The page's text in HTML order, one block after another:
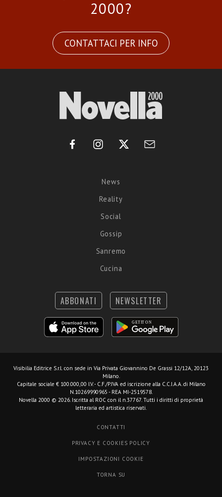
2000?
CONTATTACI PER INFO
News
Reality
Social
Gossip
Sanremo
Cucina
ABBONATI NEWSLETTER
Visibilia Editrice S.r.l. con sede in Via Privata Giovannino De Grassi 12/12A, 20123
Milano.
Capitale sociale € 100.000,00 I.V. - C.F./P.IVA ed iscrizione alla C.C.I.A.A. di Milano
N.10269990965 - REA MI-2519578.
Novella 2000 © 2026. Iscritta al ROC con il n.37767. Tutti i diritti di proprietà
letteraria ed artistica riservati.
CONTATTI
PRIVACY E COOKIES POLICY
IMPOSTAZIONI COOKIE
TORNA SU